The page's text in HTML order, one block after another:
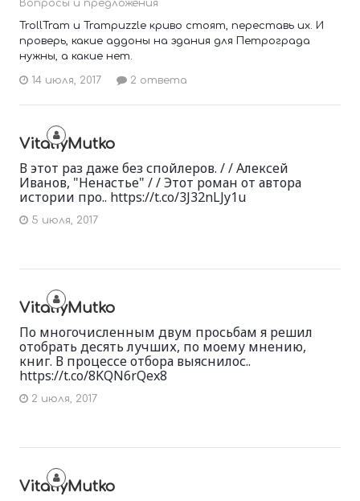
Вопросы и предложения
TrollTram и Trampuzzle криво стоят, переставь их. И
проверь, какие аддоны на здания для Петрограда
нужны, а какие нет.
14 июля, 2017 2 ответа
VitaliyMutko
В этот раз даже без спойлеров. / / Алексей
Иванов, "Ненастье" / / Этот роман от автора
истории про.. https://t.co/3J32nLJy1u
5 июля, 2017
VitaliyMutko
По многочисленным двум просьбам я решил
отобрать десять лучших, по моему мнению,
книг. В процессе отбора выяснилос..
https://t.co/8KQN6rQex8
2 июля, 2017
VitaliyMutko